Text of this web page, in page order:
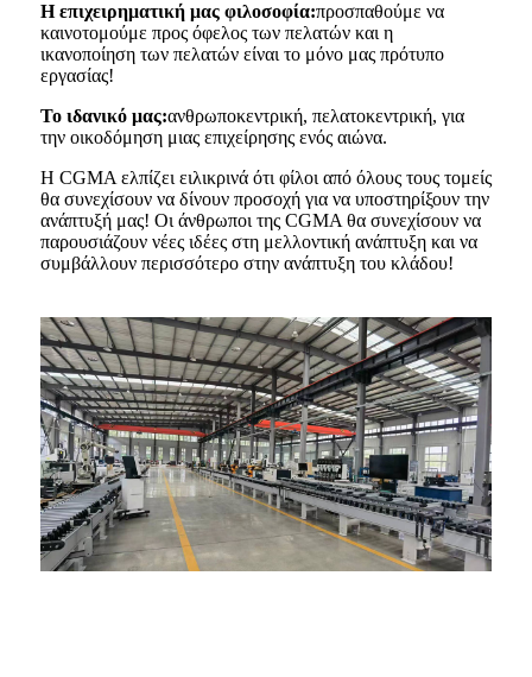
Η επιχειρηματική μας φιλοσοφία:προσπαθούμε να
καινοτομούμε προς όφελος των πελατών και η
ικανοποίηση των πελατών είναι το μόνο μας πρότυπο
εργασίας!
Το ιδανικό μας:ανθρωποκεντρική, πελατοκεντρική, για
την οικοδόμηση μιας επιχείρησης ενός αιώνα.
Η CGMA ελπίζει ειλικρινά ότι φίλοι από όλους τους τομείς
θα συνεχίσουν να δίνουν προσοχή για να υποστηρίξουν την
ανάπτυξή μας! Οι άνθρωποι της CGMA θα συνεχίσουν να
παρουσιάζουν νέες ιδέες στη μελλοντική ανάπτυξη και να
συμβάλλουν περισσότερο στην ανάπτυξη του κλάδου!